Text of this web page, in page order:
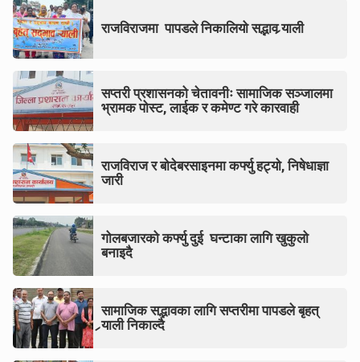
राजविराजमा पापडले निकालियो सद्भाव र्‍याली
सप्तरी प्रशासनको चेतावनीः सामाजिक सञ्जालमा
भ्रामक पोस्ट, लाईक र कमेण्ट गरे कारवाही
राजविराज र बोदेबरसाइनमा कर्फ्यु हट्यो, निषेधाज्ञा
जारी
गोलबजारको कर्फ्यु दुई घन्टाका लागि खुकुलो
बनाइदै
सामाजिक सद्भावका लागि सप्तरीमा पापडले बृहत्
र्‍याली निकाल्दै